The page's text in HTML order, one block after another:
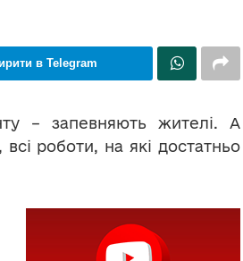
в Telegram
– запевняють жителі. А
роботи, на які достатньо